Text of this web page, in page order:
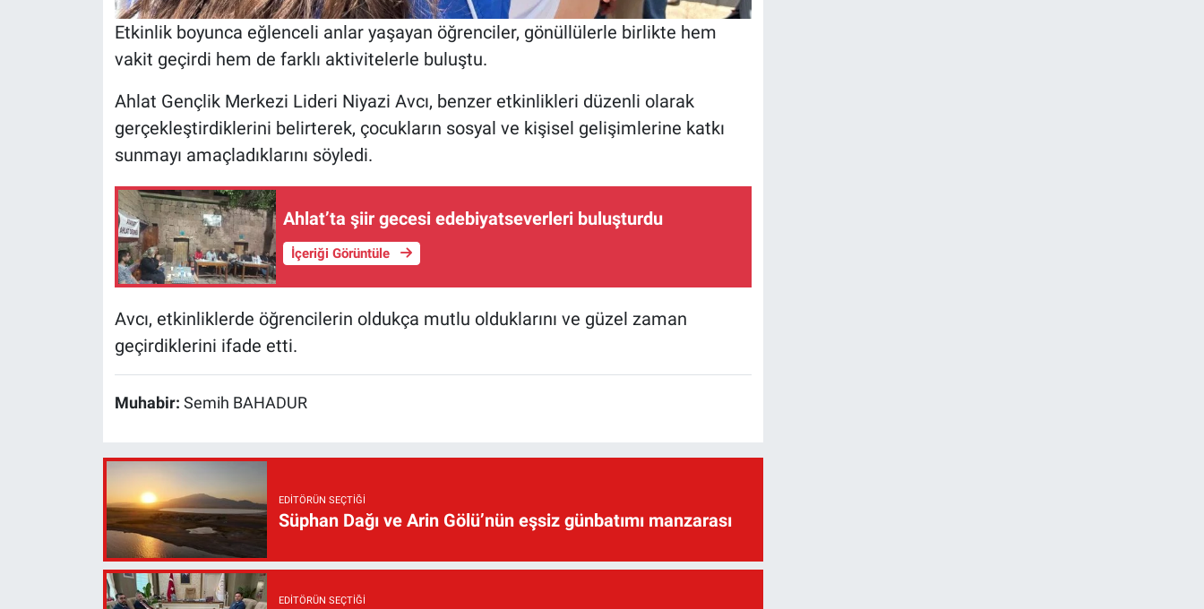
Etkinlik boyunca eğlenceli anlar yaşayan öğrenciler, gönüllülerle birlikte hem
vakit geçirdi hem de farklı aktivitelerle buluştu.
Ahlat Gençlik Merkezi Lideri Niyazi Avcı, benzer etkinlikleri düzenli olarak
gerçekleştirdiklerini belirterek, çocukların sosyal ve kişisel gelişimlerine katkı
sunmayı amaçladıklarını söyledi.
Ahlat’ta şiir gecesi edebiyatseverleri buluşturdu
İçeriği Görüntüle
Avcı, etkinliklerde öğrencilerin oldukça mutlu olduklarını ve güzel zaman
geçirdiklerini ifade etti.
Muhabir: Semih BAHADUR
EDITÖRÜN SEÇTIĞI
Süphan Dağı ve Arin Gölü’nün eşsiz günbatımı manzarası
EDITÖRÜN SEÇTIĞI